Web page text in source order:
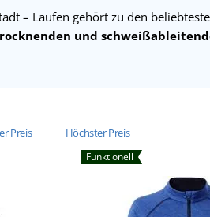
– Laufen gehört zu den
und
Preis Höchster Preis
Funktionell